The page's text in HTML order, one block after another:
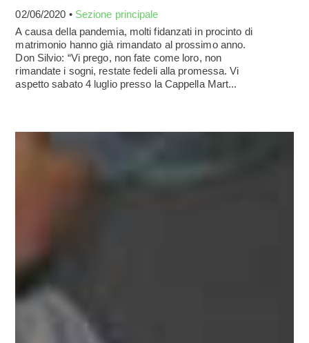
02/06/2020 • Sezione principale
A causa della pandemia, molti fidanzati in procinto di
matrimonio hanno già rimandato al prossimo anno.
Don Silvio: “Vi prego, non fate come loro, non
rimandate i sogni, restate fedeli alla promessa. Vi
aspetto sabato 4 luglio presso la Cappella Mart...